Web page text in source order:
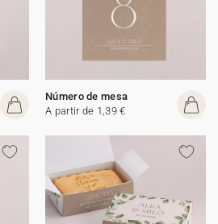
Número de mesa
A partir de 1,39 €